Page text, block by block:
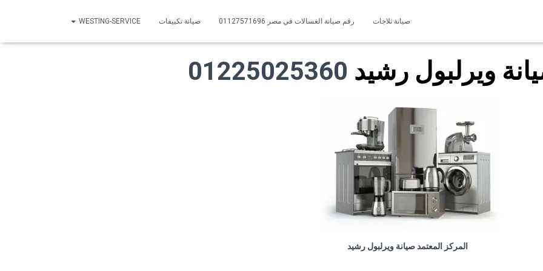
صيانة ثلاجات رقم صيانة الغسالات في مصر 01127571696 صيانة تكييفات WESTING-SERVICE
ويرلبول رشيد
المركز المعتمد صيانة ويرلبول رشيد